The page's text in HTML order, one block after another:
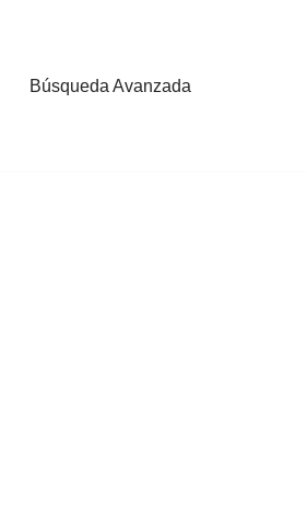
Búsqueda Avanzada